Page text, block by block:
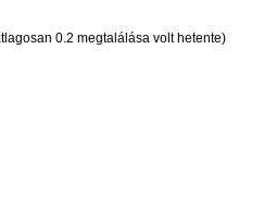
0.2 megtalálása volt hetente)